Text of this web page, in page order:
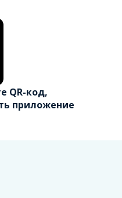
QR-код,
приложение